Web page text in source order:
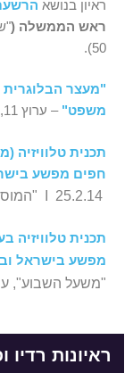
ראיון בנושא
ראש הממשלה (
50).
"מעצר
משפט" – ערוץ 11, חדשות מוצ"ש 16.2.19.
תכנית
חפים מפשע
25.2.14 I "המוסף", הערוץ הראשון.
תכנית
מפשע בישראל
"משעל השבוע",
ראיונות